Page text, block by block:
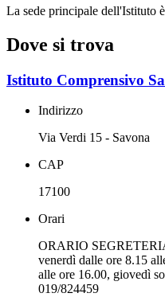
La sede principale dell'Istituto
Dove si trova
Istituto Comprensivo
Indirizzo
Via Verdi 15 - Savona
CAP
17100
Orari
ORARIO
venerdì dalle ore 8.15
alle ore 16.00, giovedì
019/824459